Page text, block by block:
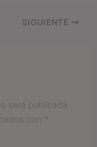
SIGUIENTE
será publicada.
con *